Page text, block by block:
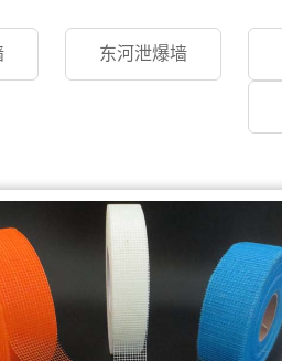
东河泄爆墙